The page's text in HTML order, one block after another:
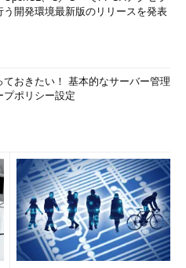
う開発環境最新版のリリースを発表
ておきたい！ 基本的なサーバー管理
プポリシー設定